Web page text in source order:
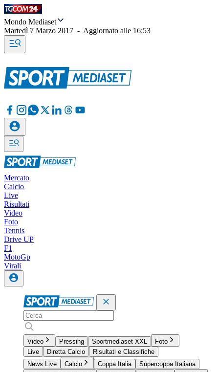
Mondo Mediaset
Martedì 7 Marzo 2017 - Aggiornato alle 16:53
Mercato
Calcio
Live
Risultati
Video
Foto
Tennis
Drive UP
F1
MotoGp
Virali
Video Pressing Sportmediaset XXL
Foto
Live
Diretta Calcio
Risultati e Classifiche
News Live
Calcio Coppa Italia
Supercoppa Italiana